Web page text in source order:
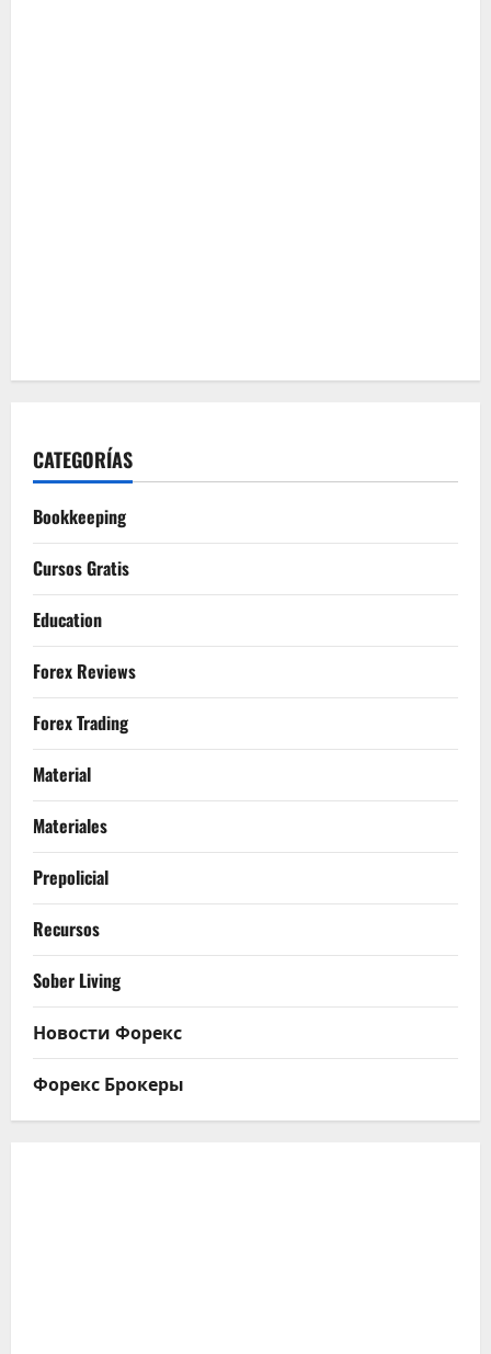
CATEGORÍAS
Bookkeeping
Cursos Gratis
Education
Forex Reviews
Forex Trading
Material
Materiales
Prepolicial
Recursos
Sober Living
Новости Форекс
Форекс Брокеры